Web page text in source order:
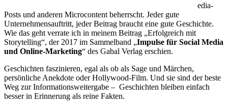
edia-
Posts und anderen Microcontent beherrscht. Jeder gute
Unternehmensauftritt, jeder Beitrag braucht eine gute Geschichte.
Wie das geht verrate ich in meinem Beitrag „Erfolgreich mit
Storytelling“, der 2017 im Sammelband „Impulse für Social Media
und Online-Marketing“ des Gabal Verlag erschien.
Geschichten faszinieren, egal als ob als Sage und Märchen,
persönliche Anekdote oder Hollywood-Film. Und sie sind der beste
Weg zur Informationsweitergabe – Geschichten bleiben einfach
besser in Erinnerung als reine Fakten.